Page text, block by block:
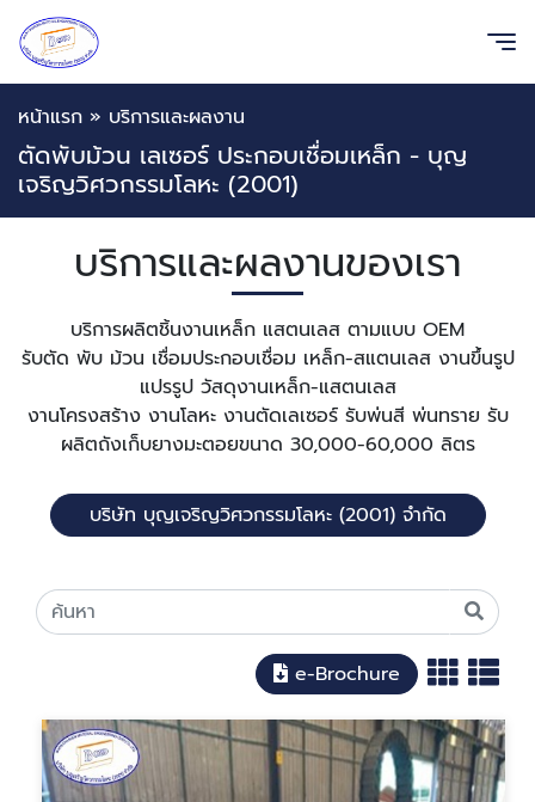
หน้าแรก » บริการและผลงาน
ตัดพับม้วน เลเซอร์ ประกอบเชื่อมเหล็ก - บุญ
เจริญวิศวกรรมโลหะ (2001)
บริการและผลงานของเรา
บริการผลิตชิ้นงานเหล็ก แสตนเลส ตามแบบ OEM
รับตัด พับ ม้วน เชื่อมประกอบเชื่อม เหล็ก-สแตนเลส งานขึ้นรูป
แปรรูป วัสดุงานเหล็ก-แสตนเลส
งานโครงสร้าง งานโลหะ งานตัดเลเซอร์ รับพ่นสี พ่นทราย รับ
ผลิตถังเก็บยางมะตอยขนาด 30,000-60,000 ลิตร
บริษัท บุญเจริญวิศวกรรมโลหะ (2001) จำกัด
e-Brochure